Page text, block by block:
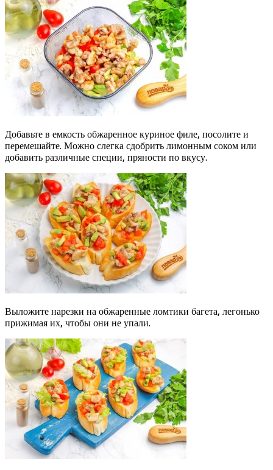
Добавьте в емкость обжаренное куриное филе, посолите и
перемешайте. Можно слегка сдобрить лимонным соком или
добавить различные специи, пряности по вкусу.
Выложите нарезки на обжаренные ломтики багета, легонько
прижимая их, чтобы они не упали.